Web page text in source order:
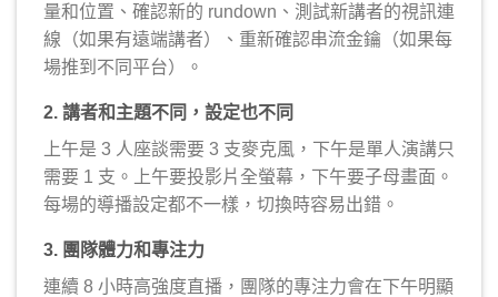
量和位置、確認新的 rundown、測試新講者的視訊連
線（如果有遠端講者）、重新確認串流金鑰（如果每
場推到不同平台）。
2. 講者和主題不同，設定也不同
上午是 3 人座談需要 3 支麥克風，下午是單人演講只
需要 1 支。上午要投影片全螢幕，下午要子母畫面。
每場的導播設定都不一樣，切換時容易出錯。
3. 團隊體力和專注力
連續 8 小時高強度直播，團隊的專注力會在下午明顯